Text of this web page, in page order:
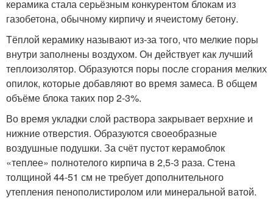
керамика стала серьёзным конкурентом блокам из
газобетона, обычному кирпичу и ячеистому бетону.
Тёплой керамику называют из-за того, что мелкие поры
внутри заполнены воздухом. Он действует как лучший
теплоизолятор. Образуются поры после сгорания мелких
опилок, которые добавляют во время замеса. В общем
объёме блока таких пор 2-3%.
Во время укладки слой раствора закрывает верхние и
нижние отверстия. Образуются своеобразные
воздушные подушки. За счёт пустот керамоблок
«теплее» полнотелого кирпича в 2,5-3 раза. Стена
толщиной 44-51 см не требует дополнительного
утепления пенополистиролом или минеральной ватой.